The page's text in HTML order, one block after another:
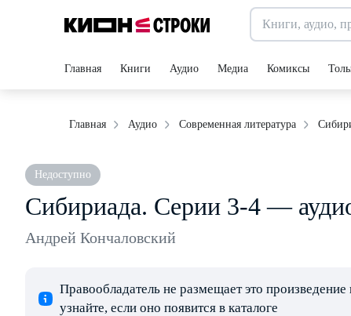
Главная Книги Аудио Медиа Комиксы
Главная Аудио Современная литература
Недоступно
Сибириада. Серии 3-4 —
Андрей Кончаловский
Правообладатель не размещает это
узнайте, если оно появится в каталоге